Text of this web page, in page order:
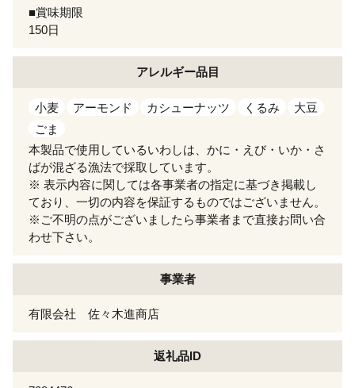
■賞味期限
150日
アレルギー品目
小麦 アーモンド カシューナッツ くるみ
大豆
ごま
本製品で使用しているいわしは、かに・えび・いか・さ
ばが混ざる漁法で採取しています。
※ 表示内容に関しては各事業者の指定に基づき掲載し
ており、一切の内容を保証するものではございません。
※ご不明の点がございましたら事業者まで直接お問い合
わせ下さい。
事業者
有限会社 佐々木進商店
返礼品ID